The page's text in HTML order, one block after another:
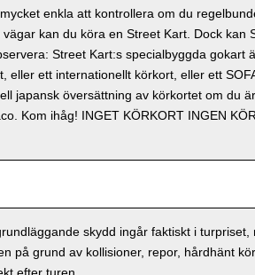
enkla att kontrollera om du
kan du köra en Street Kart. Dock kan
Street Kart:s specialbyggda gokart
eller ett internationellt körkort, eller ett
japansk översättning av körkortet om du
Kom ihåg! INGET KÖRKORT INGEN
skydd ingår faktiskt i
på grund av kollisioner, repor, hårdhänt